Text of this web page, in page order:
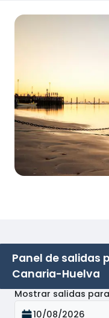
Panel de salidas
Canaria-Huelva
Mostrar salidas para
10/08/2026